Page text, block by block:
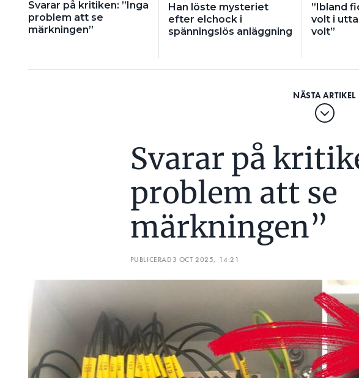
Svarar på kritiken: ”Inga
problem att se
märkningen”
Han löste mysteriet
efter elchock i
spänningslös anläggning
”Ibland
volt i
volt”
Svarar på
problem att se
märkningen”
PUBLICERAD3 OCT 2025, 14:21